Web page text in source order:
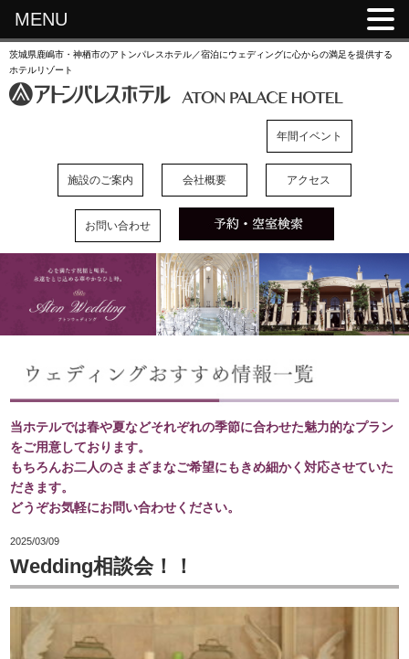
茨城県鹿嶋市・神栖市のアトンパレスホテル／宿泊にウェディングに心からの満足を提供する
ホテルリゾート
年間イベント
施設のご案内 会社概要 アクセス
お問い合わせ
当ホテルでは春や夏などそれぞれの季節に合わせた魅力的なプラン
をご用意しております。
もちろんお二人のさまざまなご希望にもきめ細かく対応させていた
だきます。
どうぞお気軽にお問い合わせください。
Wedding相談会！！
2025/03/09
MENU